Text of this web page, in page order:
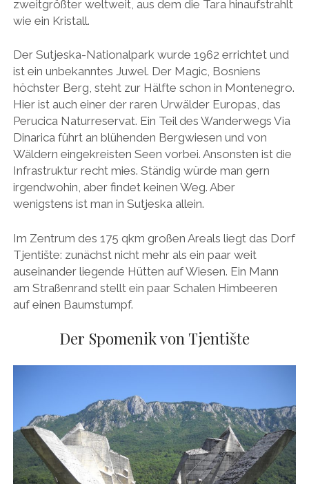
zweitgrößter weltweit, aus dem die Tara hinaufstrahlt
wie ein Kristall.
Der Sutjeska-Nationalpark wurde 1962 errichtet und
ist ein unbekanntes Juwel. Der Magic, Bosniens
höchster Berg, steht zur Hälfte schon in Montenegro.
Hier ist auch einer der raren Urwälder Europas, das
Perucica Naturreservat. Ein Teil des Wanderwegs Via
Dinarica führt an blühenden Bergwiesen und von
Wäldern eingekreisten Seen vorbei. Ansonsten ist die
Infrastruktur recht mies. Ständig würde man gern
irgendwohin, aber findet keinen Weg. Aber
wenigstens ist man in Sutjeska allein.
Im Zentrum des 175 qkm großen Areals liegt das Dorf
Tjentište: zunächst nicht mehr als ein paar weit
auseinander liegende Hütten auf Wiesen. Ein Mann
am Straßenrand stellt ein paar Schalen Himbeeren
auf einen Baumstumpf.
Der Spomenik von Tjentište